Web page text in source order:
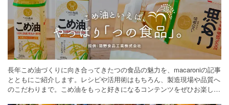
長年こめ油づくりに向き合ってきたつの食品の魅力を、macaroniの記事
とともにご紹介します。レシピや活用術はもちろん、製造現場や品質へ
のこだわりまで。こめ油をもっと好きになるコンテンツをぜひお楽しみ